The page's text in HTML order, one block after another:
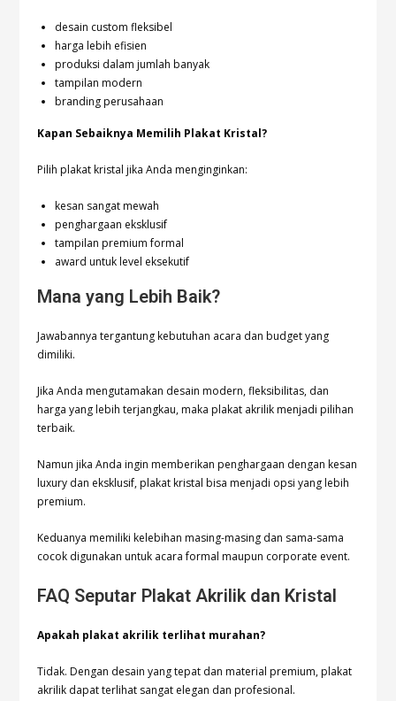
desain custom fleksibel
harga lebih efisien
produksi dalam jumlah banyak
tampilan modern
branding perusahaan
Kapan Sebaiknya Memilih Plakat Kristal?
Pilih plakat kristal jika Anda menginginkan:
kesan sangat mewah
penghargaan eksklusif
tampilan premium formal
award untuk level eksekutif
Mana yang Lebih Baik?
Jawabannya tergantung kebutuhan acara dan budget yang
dimiliki.
Jika Anda mengutamakan desain modern, fleksibilitas, dan
harga yang lebih terjangkau, maka plakat akrilik menjadi pilihan
terbaik.
Namun jika Anda ingin memberikan penghargaan dengan kesan
luxury dan eksklusif, plakat kristal bisa menjadi opsi yang lebih
premium.
Keduanya memiliki kelebihan masing-masing dan sama-sama
cocok digunakan untuk acara formal maupun corporate event.
FAQ Seputar Plakat Akrilik dan Kristal
Apakah plakat akrilik terlihat murahan?
Tidak. Dengan desain yang tepat dan material premium, plakat
akrilik dapat terlihat sangat elegan dan profesional.